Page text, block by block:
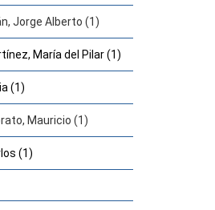
Jorge Alberto (1)
María del Pilar (1)
(1)
Mauricio (1)
(1)